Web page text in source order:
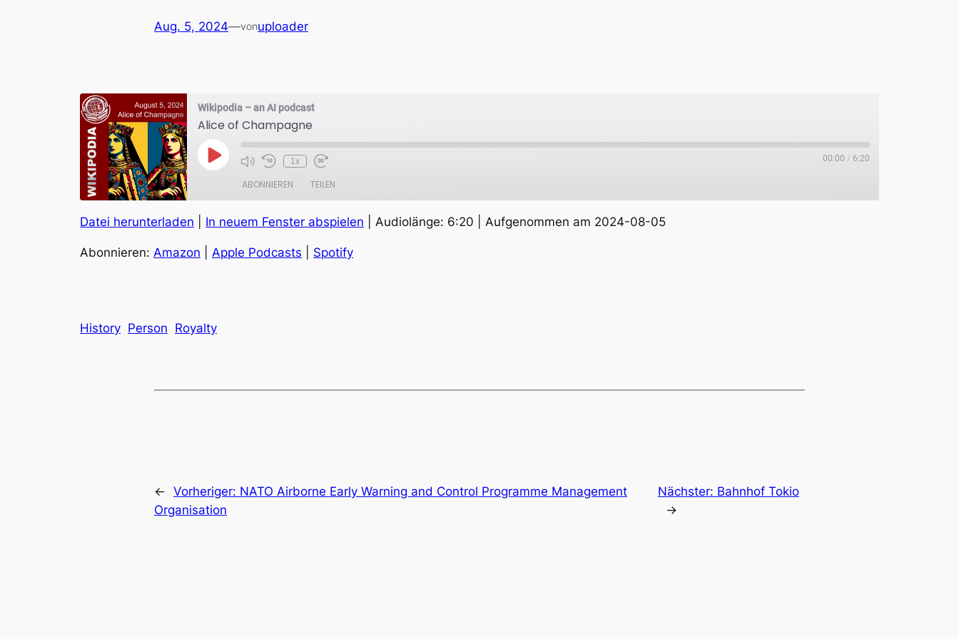
Aug. 5, 2024—vonuploader
Wikipodia – an AI podcast
Alice of Champagne
Play
Episode
1x 00:00 / 6:20
ABONNIEREN TEILEN
Amazon Apple Podcasts Spotify
RSS FEED
TEILEN
LINK
Datei herunterladen In neuem Fenster abspielen Audiolänge: 6:20 Aufgenommen am 2024-08-05
Abonnieren: Amazon Apple Podcasts Spotify
History Person Royalty
← Vorheriger: NATO Airborne Early Warning and Control Programme Management
Organisation
Nächster: Bahnhof Tokio
→